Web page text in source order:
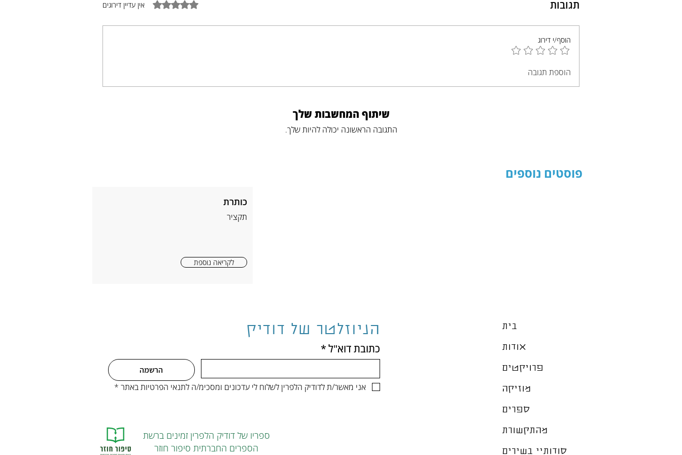
תגובות דירוג של 0 מתוך 5 כוכבים אין עדיין דירוגים
הוסף/י דירוג
הוספת תגובה
שיתוף המחשבות שלך
התגובה הראשונה יכולה להיות שלך.
פוסטים נוספים
כותרת
תקציר
לקריאה נוספת
הניוזלטר של דודיק
כתובת דוא"ל*
הרשמה
אני מאשר/ת לדודיק הלפרין לשלוח לי עדכונים ומסכימ/ה לתנאי הפרטיות באתר *
ספריו של דודיק הלפרין זמינים ברשת
הספרים החברתית סיפור חוזר
בית
אודות
פרויקטים
מוזיקה
ספרים
מהתקשורת
סודותיי בשירים